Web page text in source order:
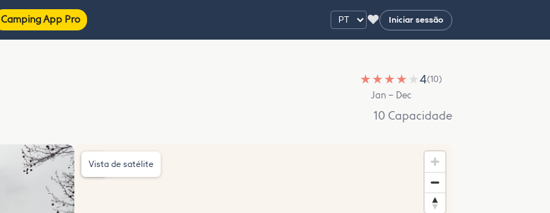
Camping App Pro ♥ Iniciar sessão
★ ★ ★ ★ ★4(10)
Jan – Dec
10 Capacidade
Vista de satélite